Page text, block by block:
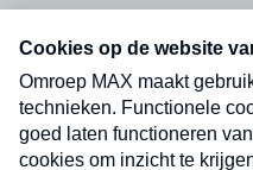
nieuwsbrief. Elke
uw mailbox.